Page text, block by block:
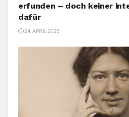
erfunden – doch keiner
dafür
24. APRIL 2025